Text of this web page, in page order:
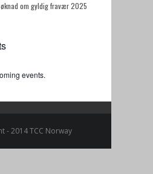
om gyldig fravær 2025
events.
- 2014 TCC Norway